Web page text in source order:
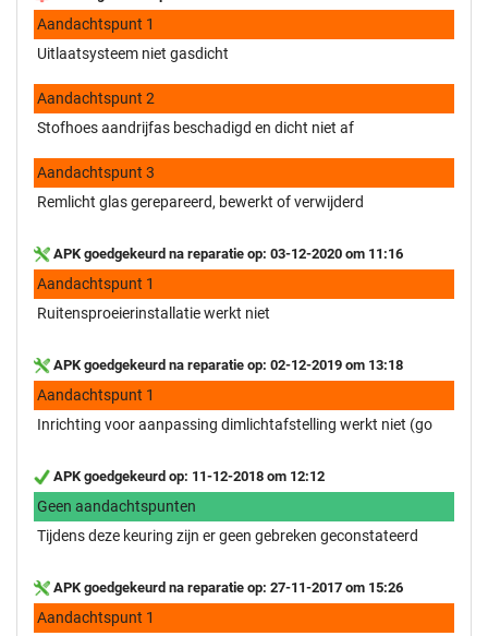
Aandachtspunt 1
Uitlaatsysteem niet gasdicht
Aandachtspunt 2
Stofhoes aandrijfas beschadigd en dicht niet af
Aandachtspunt 3
Remlicht glas gerepareerd, bewerkt of verwijderd
APK goedgekeurd na reparatie op: 03-12-2020 om 11:16
Aandachtspunt 1
Ruitensproeierinstallatie werkt niet
APK goedgekeurd na reparatie op: 02-12-2019 om 13:18
Aandachtspunt 1
Inrichting voor aanpassing dimlichtafstelling werkt niet (go
APK goedgekeurd op: 11-12-2018 om 12:12
Geen aandachtspunten
Tijdens deze keuring zijn er geen gebreken geconstateerd
APK goedgekeurd na reparatie op: 27-11-2017 om 15:26
Aandachtspunt 1